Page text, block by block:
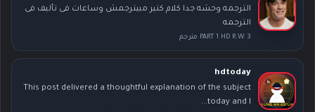
الترجمه وحشه جدا كلام كتير مبيترجمش وساعات فى تأليف فى
الترجمه
PART 1 HD R.W 3 مترجم
hdtoday
This post delivered a thoughtful explanation of the subject
today and I...